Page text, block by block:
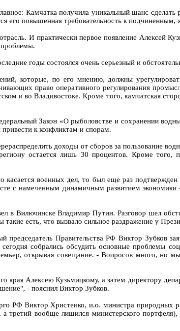
Камчатка получила уникальный шанс
его повышенная требовательность к подчиненным,
И практически первое появление Алексей
проблемы.
годы состоялся очень серьезный и
которые, по его мнению, должны
право оперативного регулирования
и во Владивостоке. Кроме того, камчатская
Закон «О рыболовстве и сохранении
к конфликтам и спорам.
доходы от сборов за пользование
остается лишь 30 процентов. Кроме того,
военных дел, то был еще раз
с намеченным динамичным развитием
в Вилючинске Владимир Путин. Разговор шел
есть, что вызвало сильное раздражение у
председатель Правительства РФ Виктор Зубков
собрались обсудить основные проблемы
открывая совещание. - Вопросов много, но
края Алексею Кузьмицкому, а затем директору
- пояснил Виктор Зубков.
РФ Виктор Христенко, и.о. министра природных
третий вообще лишился министерского